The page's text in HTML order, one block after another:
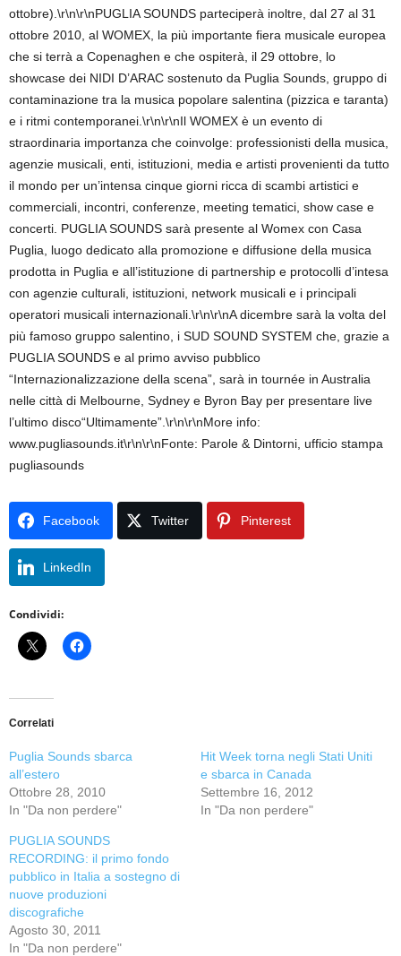
ottobre).\r\n\r\nPUGLIA SOUNDS parteciperà inoltre, dal 27 al 31
ottobre 2010, al WOMEX, la più importante fiera musicale europea
che si terrà a Copenaghen e che ospiterà, il 29 ottobre, lo
showcase dei NIDI D’ARAC sostenuto da Puglia Sounds, gruppo di
contaminazione tra la musica popolare salentina (pizzica e taranta)
e i ritmi contemporanei.\r\n\r\nIl WOMEX è un evento di
straordinaria importanza che coinvolge: professionisti della musica,
agenzie musicali, enti, istituzioni, media e artisti provenienti da tutto
il mondo per un’intensa cinque giorni ricca di scambi artistici e
commerciali, incontri, conferenze, meeting tematici, show case e
concerti. PUGLIA SOUNDS sarà presente al Womex con Casa
Puglia, luogo dedicato alla promozione e diffusione della musica
prodotta in Puglia e all’istituzione di partnership e protocolli d’intesa
con agenzie culturali, istituzioni, network musicali e i principali
operatori musicali internazionali.\r\n\r\nA dicembre sarà la volta del
più famoso gruppo salentino, i SUD SOUND SYSTEM che, grazie a
PUGLIA SOUNDS e al primo avviso pubblico
“Internazionalizzazione della scena”, sarà in tournée in Australia
nelle città di Melbourne, Sydney e Byron Bay per presentare live
l’ultimo disco“Ultimamente”.\r\n\r\nMore info:
www.pugliasounds.it\r\n\r\nFonte: Parole & Dintorni, ufficio stampa
pugliasounds
Facebook Twitter Pinterest
LinkedIn
Condividi:
Correlati
Puglia Sounds sbarca
all’estero
Ottobre 28, 2010
In "Da non perdere"
Hit Week torna negli Stati Uniti
e sbarca in Canada
Settembre 16, 2012
In "Da non perdere"
PUGLIA SOUNDS
RECORDING: il primo fondo
pubblico in Italia a sostegno di
nuove produzioni
discografiche
Agosto 30, 2011
In "Da non perdere"